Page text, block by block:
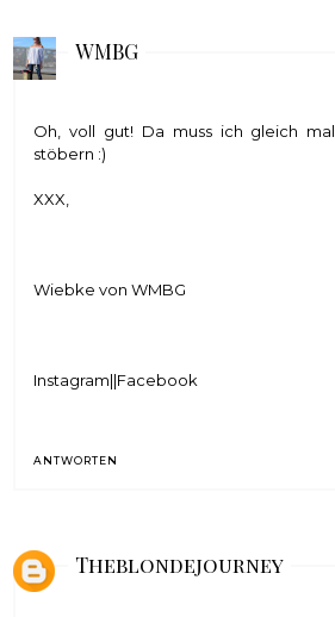
WMBG
Oh, voll gut! Da muss ich gleich
stöbern :)
XXX,
Wiebke vonWMBG
Instagram||Facebook
ANTWORTEN
Theblondejourney